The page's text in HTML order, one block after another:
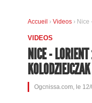
Accueil › Videos ›
VIDEOS
NICE -
KOLODZIEJCZAK
Ogcnissa.com, le